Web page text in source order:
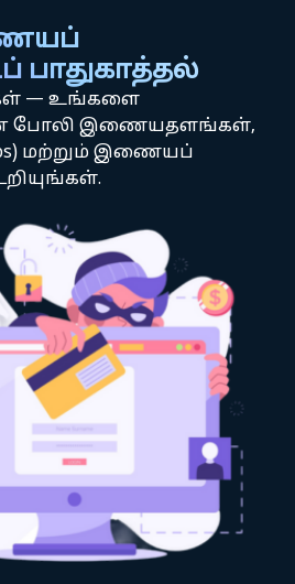
பாதுகாத்தல்
— உங்களை
போலி இணையதளங்கள்,
மற்றும் இணையப்